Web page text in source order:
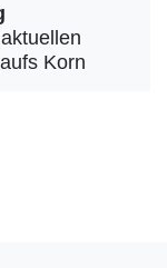
Korn